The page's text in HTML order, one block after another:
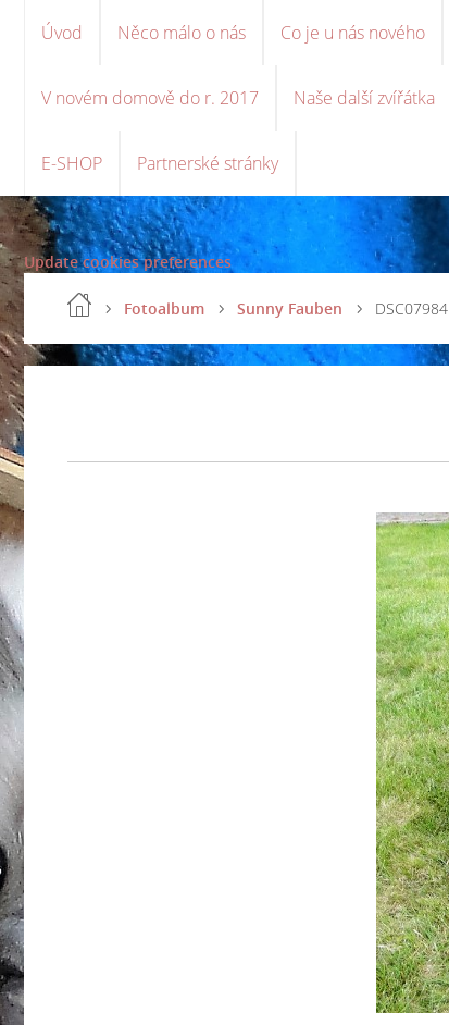
Úvod Něco málo o nás Co je u nás nového
V novém domově do r. 2017 Naše další zvířátka
E-SHOP Partnerské stránky
Update cookies preferences
Fotoalbum Sunny Fauben DSC07984